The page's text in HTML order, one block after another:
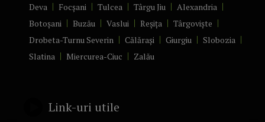
Deva
Focșani Tulcea Târgu Jiu
Alexandria
Botoșani
Buzău Vaslui Reșița
Târgoviște
Drobeta-Turnu Severin
Călărași Giurgiu
Slobozia
Slatina
Miercurea-Ciuc Zalău
Link-uri utile